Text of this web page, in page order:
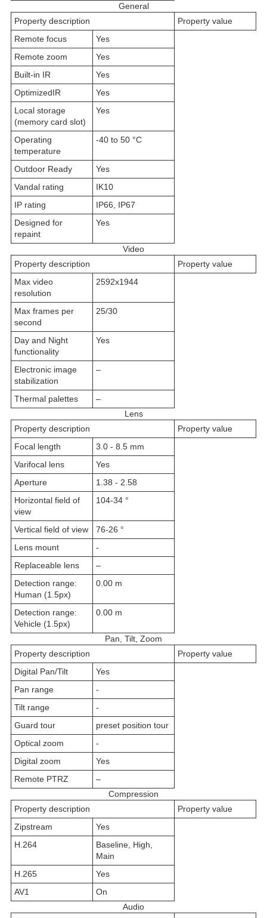
General
Property description
Property value
Remote focus
Yes
Remote zoom
Yes
Built-in IR
Yes
OptimizedIR
Yes
Local storage
(memory card slot)
Yes
Operating
temperature
-40 to 50 °C
Outdoor Ready
Yes
Vandal rating
IK10
IP rating
IP66, IP67
Designed for
repaint
Yes
Video
Property description
Property value
Max video
resolution
2592x1944
Max frames per
second
25/30
Day and Night
functionality
Yes
Electronic image
stabilization
–
Thermal palettes
–
Lens
Property description
Property value
Focal length
3.0 - 8.5 mm
Varifocal lens
Yes
Aperture
1.38 - 2.58
Horizontal field of
view
104-34 °
Vertical field of view
76-26 °
Lens mount
-
Replaceable lens
–
Detection range:
Human (1.5px)
0.00 m
Detection range:
Vehicle (1.5px)
0.00 m
Pan, Tilt, Zoom
Property description
Property value
Digital Pan/Tilt
Yes
Pan range
-
Tilt range
-
Guard tour
preset position tour
Optical zoom
-
Digital zoom
Yes
Remote PTRZ
–
Compression
Property description
Property value
Zipstream
Yes
H.264
Baseline, High,
Main
H.265
Yes
AV1
On
Audio